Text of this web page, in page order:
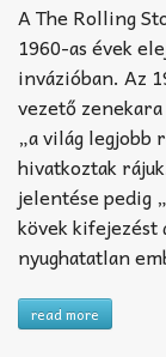
A The Rolling
1960-as évek
invázióban. Az
vezető
„a világ legjobb
hivatkoztak
jelentése pedig
kövek
nyughatatlan
read more